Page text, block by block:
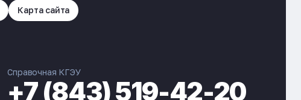
Карта сайта
Справочная КГЭУ
+7 (843) 519-42-20